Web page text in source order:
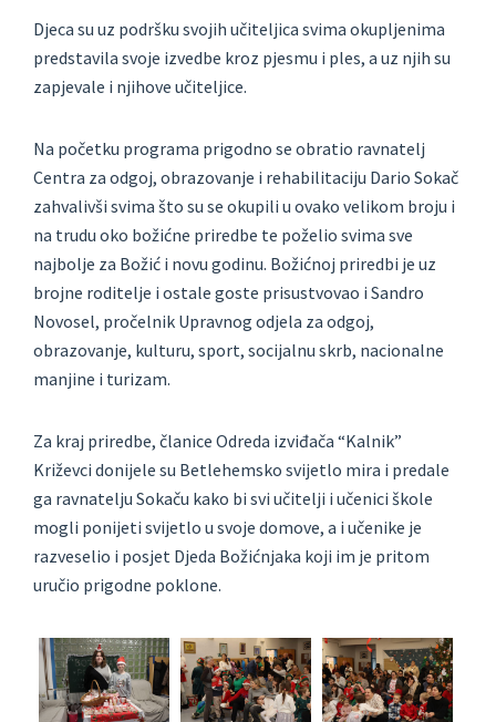
Djeca su uz podršku svojih učiteljica svima okupljenima
predstavila svoje izvedbe kroz pjesmu i ples, a uz njih su
zapjevale i njihove učiteljice.
Na početku programa prigodno se obratio ravnatelj
Centra za odgoj, obrazovanje i rehabilitaciju Dario Sokač
zahvalivši svima što su se okupili u ovako velikom broju i
na trudu oko božićne priredbe te poželio svima sve
najbolje za Božić i novu godinu. Božićnoj priredbi je uz
brojne roditelje i ostale goste prisustvovao i Sandro
Novosel, pročelnik Upravnog odjela za odgoj,
obrazovanje, kulturu, sport, socijalnu skrb, nacionalne
manjine i turizam.
Za kraj priredbe, članice Odreda izviđača “Kalnik”
Križevci donijele su Betlehemsko svijetlo mira i predale
ga ravnatelju Sokaču kako bi svi učitelji i učenici škole
mogli ponijeti svijetlo u svoje domove, a i učenike je
razveselio i posjet Djeda Božićnjaka koji im je pritom
uručio prigodne poklone.